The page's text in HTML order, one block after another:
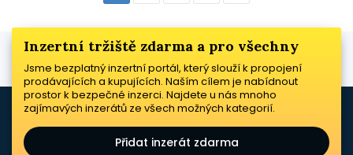
Inzertní tržiště zdarma a pro všechny
Jsme bezplatný inzertní portál, který slouží k propojení
prodávajících a kupujících. Naším cílem je nabídnout
prostor k bezpečné inzerci. Najdete u nás mnoho
zajímavých inzerátů ze všech možných kategorií.
Přidat inzerát zdarma